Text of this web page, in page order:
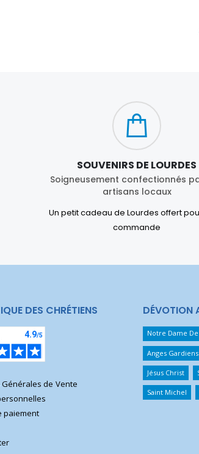
SOUVENIRS DE LOURDES
Soigneusement confectionnés
artisans locaux
Un petit cadeau de Lourdes offert
commande
DES CHRÉTIENS
de Vente
paiement
DÉVOTION
Notre Dame
Anges Gardiens
Jésus Christ
Saint Michel